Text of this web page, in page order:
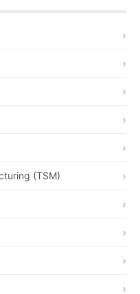
(TSM)